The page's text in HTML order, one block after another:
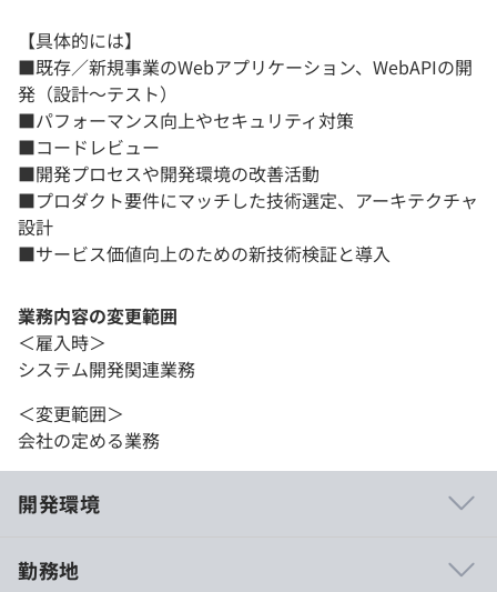
【具体的には】
■既存／新規事業のWebアプリケーション、WebAPIの開
発（設計～テスト）
■パフォーマンス向上やセキュリティ対策
■コードレビュー
■開発プロセスや開発環境の改善活動
■プロダクト要件にマッチした技術選定、アーキテクチャ
設計
■サービス価値向上のための新技術検証と導入
業務内容の変更範囲
＜雇入時＞
システム開発関連業務
＜変更範囲＞
会社の定める業務
開発環境
勤務地